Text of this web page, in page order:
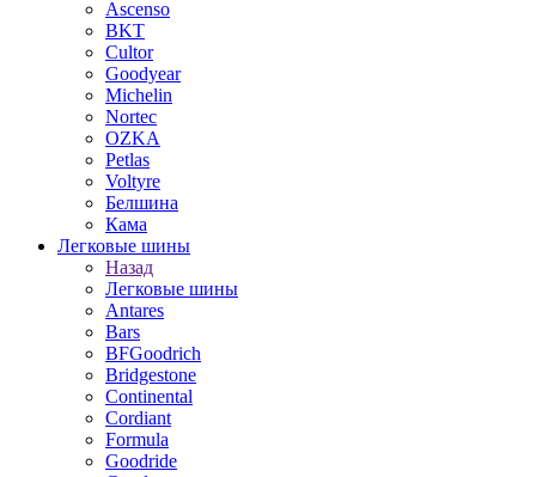
Ascenso
BKT
Cultor
Goodyear
Michelin
Nortec
OZKA
Petlas
Voltyre
Белшина
Кама
Легковые шины
Назад
Легковые шины
Antares
Bars
BFGoodrich
Bridgestone
Continental
Cordiant
Formula
Goodride